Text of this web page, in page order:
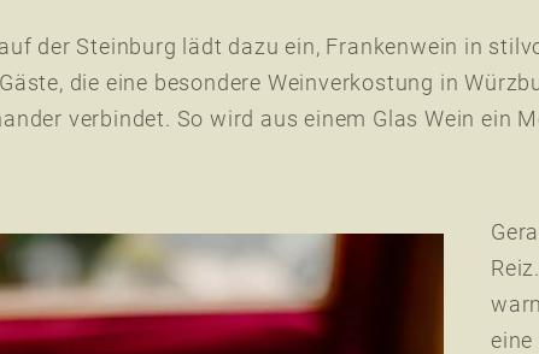
der Steinburg lädt dazu ein, Frankenwein in
die eine besondere Weinverkostung in
verbindet. So wird aus einem Glas Wein ein
eine